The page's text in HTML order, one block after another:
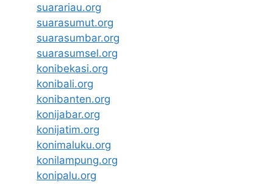
suarariau.org
suarasumut.org
suarasumbar.org
suarasumsel.org
konibekasi.org
konibali.org
konibanten.org
konijabar.org
konijatim.org
konimaluku.org
konilampung.org
konipalu.org